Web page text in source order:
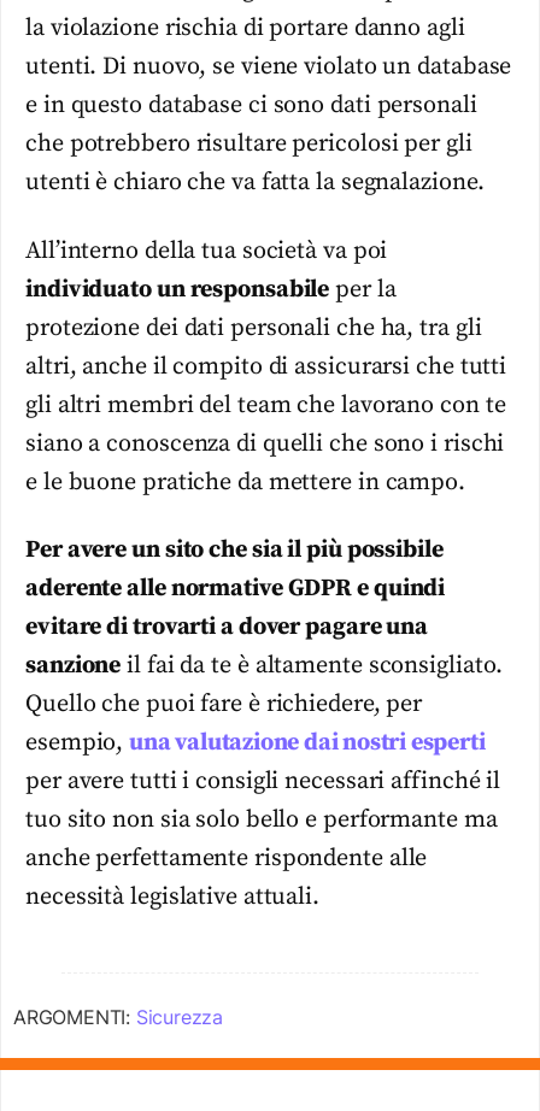
la violazione rischia di portare danno agli
utenti. Di nuovo, se viene violato un database
e in questo database ci sono dati personali
che potrebbero risultare pericolosi per gli
utenti è chiaro che va fatta la segnalazione.
All’interno della tua società va poi
individuato un responsabile per la
protezione dei dati personali che ha, tra gli
altri, anche il compito di assicurarsi che tutti
gli altri membri del team che lavorano con te
siano a conoscenza di quelli che sono i rischi
e le buone pratiche da mettere in campo.
Per avere un sito che sia il più possibile
aderente alle normative GDPR e quindi
evitare di trovarti a dover pagare una
sanzione il fai da te è altamente sconsigliato.
Quello che puoi fare è richiedere, per
esempio,una valutazione dai nostri esperti
per avere tutti i consigli necessari affinché il
tuo sito non sia solo bello e performante ma
anche perfettamente rispondente alle
necessità legislative attuali.
ARGOMENTI: Sicurezza